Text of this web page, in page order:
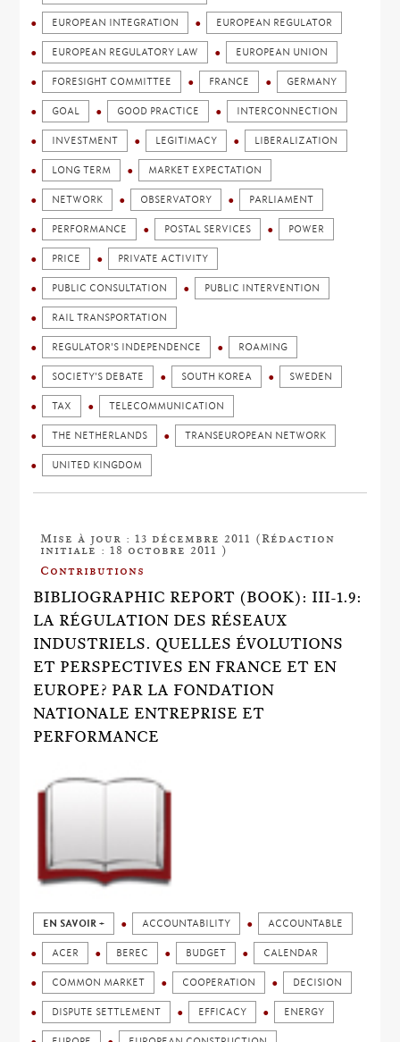
EUROPEAN INTEGRATION EUROPEAN REGULATOR
EUROPEAN REGULATORY LAW EUROPEAN UNION
FORESIGHT COMMITTEE FRANCE GERMANY
GOAL GOOD PRACTICE INTERCONNECTION
INVESTMENT LEGITIMACY LIBERALIZATION
LONG TERM MARKET EXPECTATION
NETWORK OBSERVATORY PARLIAMENT
PERFORMANCE POSTAL SERVICES POWER
PRICE PRIVATE ACTIVITY
PUBLIC CONSULTATION PUBLIC INTERVENTION
RAIL TRANSPORTATION
REGULATOR'S INDEPENDENCE ROAMING
SOCIETY'S DEBATE SOUTH KOREA SWEDEN
TAX TELECOMMUNICATION
THE NETHERLANDS TRANSEUROPEAN NETWORK
UNITED KINGDOM
Mise à jour : 13 décembre 2011 (Rédaction
initiale : 18 octobre 2011 )
Contributions
BIBLIOGRAPHIC REPORT (BOOK): III-1.9:
LA RÉGULATION DES RÉSEAUX
INDUSTRIELS. QUELLES ÉVOLUTIONS
ET PERSPECTIVES EN FRANCE ET EN
EUROPE? PAR LA FONDATION
NATIONALE ENTREPRISE ET
PERFORMANCE
EN SAVOIR + ACCOUNTABILITY ACCOUNTABLE
ACER BEREC BUDGET CALENDAR
COMMON MARKET COOPERATION DECISION
DISPUTE SETTLEMENT EFFICACY ENERGY